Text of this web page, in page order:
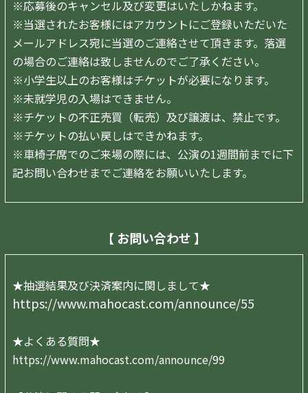
※応募後のキャンセル及び変更はいたしかねます。
※当選されたお客様にはアカウントにご登録いただいた
メールアドレス宛に当選のご連絡させて頂きます。落選
の場合のご連絡は致しませんのでご了承ください。
※小学生以上のお客様はチケットが必要になります。
※未就学児の入場はできません。
※チケットの不正売買（転売）及び譲渡は、禁止です。
※チケットの払い戻しはできかねます。
※車椅子席でのご来場の際には、公演の1週間前までに下
記お問い合わせまでご連絡をお願いいたします。
【 お問い合わせ 】
★抽選結果及び決済案内に関しまして★
https://www.mahocast.com/announce/55
★よくある質問★
https://www.mahocast.com/announce/99